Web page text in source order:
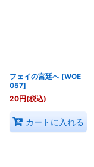
フェイの宮廷へ [WOE
057]
20円(税込)
カートに入れる